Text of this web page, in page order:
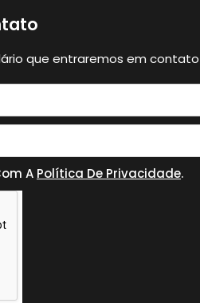
que entraremos em
A Política De Privacidade.